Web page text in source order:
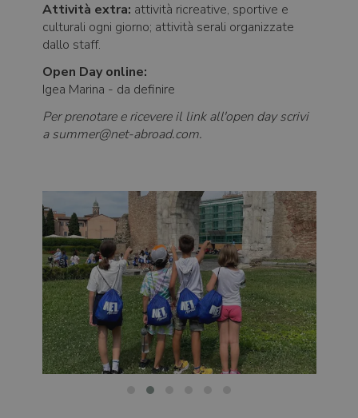
Attività extra: attività ricreative, sportive e
culturali ogni giorno; attività serali organizzate
dallo staff.
Open Day online:
Igea Marina - da definire
Per prenotare e ricevere il link all'open day scrivi
a summer@net-abroad.com.